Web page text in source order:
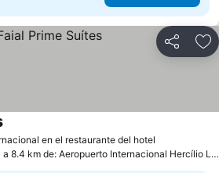
Compartir
en el restaurante del hotel
Ver precios
a 8.4 km de: Aeropuerto Internacional Hercílio